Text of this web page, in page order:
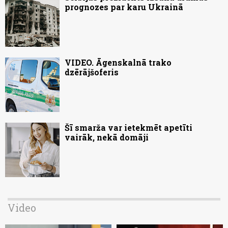
prognozes par karu Ukrainā
VIDEO. Āgenskalnā trako
dzērājšoferis
Šī smarža var ietekmēt apetīti
vairāk, nekā domāji
Video